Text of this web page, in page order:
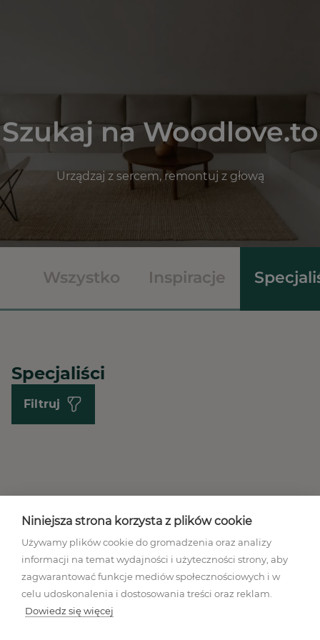
Szukaj na Woodlove.to
Urządzaj z sercem, remontuj z głową
Wszystko Inspiracje
Specjaliści
Filtruj
Regulamin akcji promocyjnej
Polityka prywatności
Regulamin
Mapa stron
Niniejsza strona korzysta z plików cookie
Używamy plików cookie do gromadzenia oraz analizy
informacji na temat wydajności i użyteczności strony, aby
zagwarantować funkcje mediów społecznościowych i w
celu udoskonalenia i dostosowania treści oraz reklam.
Dowiedz się więcej